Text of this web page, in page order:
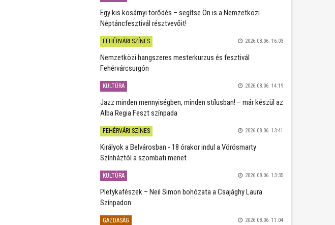
Egy kis kosárnyi törődés – segítse Ön is a Nemzetközi
Néptáncfesztivál résztvevőit!
FEHÉRVÁRI SZÍNES 2026.08.06. 16:03
Nemzetközi hangszeres mesterkurzus és fesztivál
Fehérvárcsurgón
KULTÚRA 2026.08.06. 14:19
Jazz minden mennyiségben, minden stílusban! – már készül az
Alba Regia Feszt színpada
FEHÉRVÁRI SZÍNES 2026.08.06. 13:41
Királyok a Belvárosban - 18 órakor indul a Vörösmarty
Színháztól a szombati menet
KULTÚRA 2026.08.06. 13:35
Pletykafészek – Neil Simon bohózata a Csajághy Laura
Színpadon
GAZDASÁG 2026.08.06. 11:04